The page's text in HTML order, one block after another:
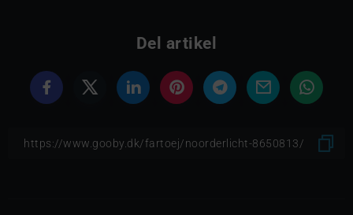
Del artikel